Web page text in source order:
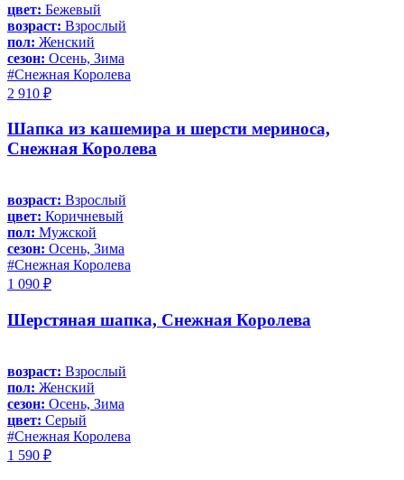
цвет: Бежевый
возраст: Взрослый
пол: Женский
сезон: Осень, Зима
#Снежная Королева
2 910 ₽
Шапка из кашемира и шерсти мериноса,
Снежная Королева
возраст: Взрослый
цвет: Коричневый
пол: Мужской
сезон: Осень, Зима
#Снежная Королева
1 090 ₽
Шерстяная шапка, Снежная Королева
возраст: Взрослый
пол: Женский
сезон: Осень, Зима
цвет: Серый
#Снежная Королева
1 590 ₽